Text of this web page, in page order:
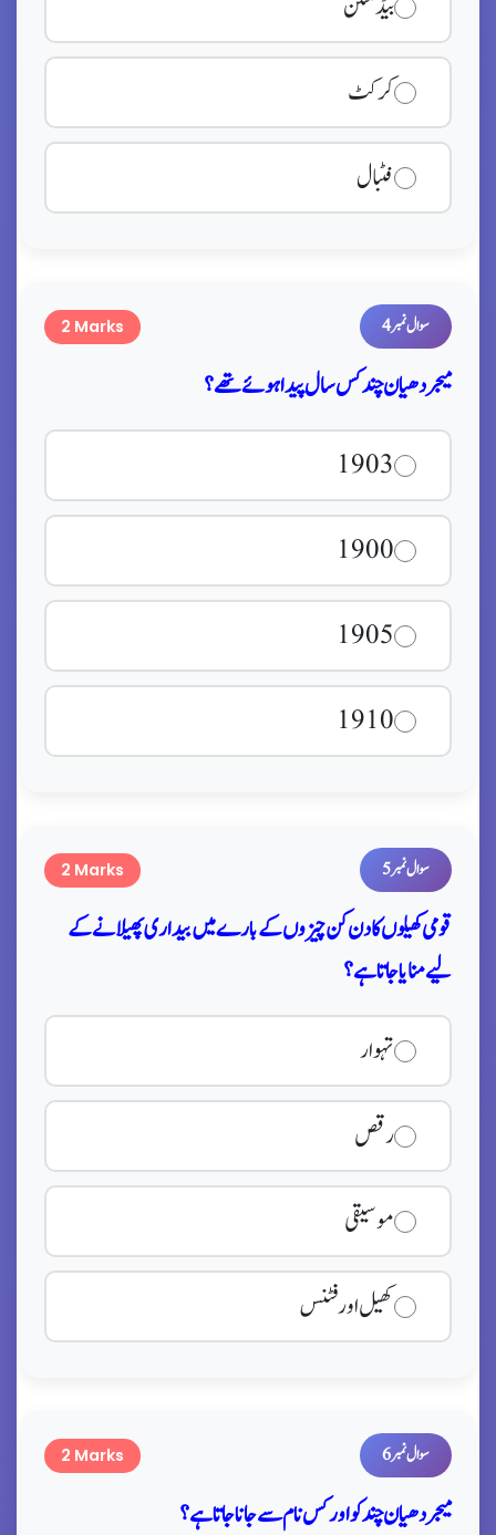
کرکٹ
فٹبال
2 Marks سوال نمبر 4
میجر دھیان چند کس سال پیدا ہوئے تھے؟
1903
1900
1905
1910
2 Marks سوال نمبر 5
قومی کھیلوں کا دن کن چیزوں کے بارے میں بیداری پھیلانے کے
لیے منایا جاتا ہے؟
تہوار
رقص
موسیقی
کھیل اور فٹنس
2 Marks سوال نمبر 6
میجر دھیان چند کو اور کس نام سے جانا جاتا ہے؟